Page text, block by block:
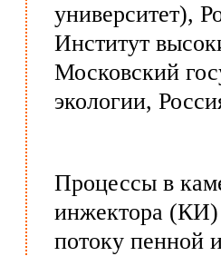
университет),
Институт
Московский
экологии,
Процессы в
инжектора (КИ)
потоку пенной